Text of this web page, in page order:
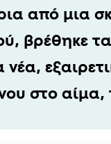
από μια
βρέθηκε
νέα,
στο αίμα,